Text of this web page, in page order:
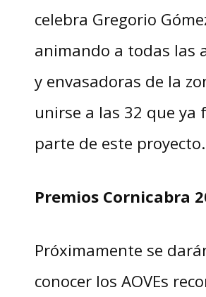
celebra Gregorio
animando a todas las
y envasadoras de la
unirse a las 32 que ya
parte de este proyecto.
Premios Cornicabra
Próximamente se
conocer los AOVEs